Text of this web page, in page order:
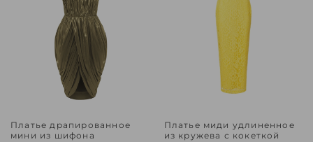
Платье драпированное
мини из шифона
Платье миди удлиненное
из кружева с кокеткой